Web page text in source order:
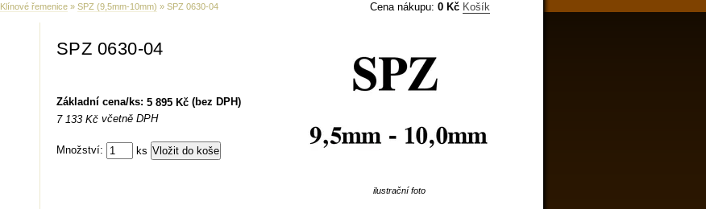
Cena nákupu: 0 Kč Košík
Klínové řemenice » SPZ (9,5mm-10mm) » SPZ 0630-04
SPZ 0630-04
Základní cena/ks: 5 895 Kč (bez DPH)
7 133 Kč včetně DPH
Množství: ks
ilustrační foto